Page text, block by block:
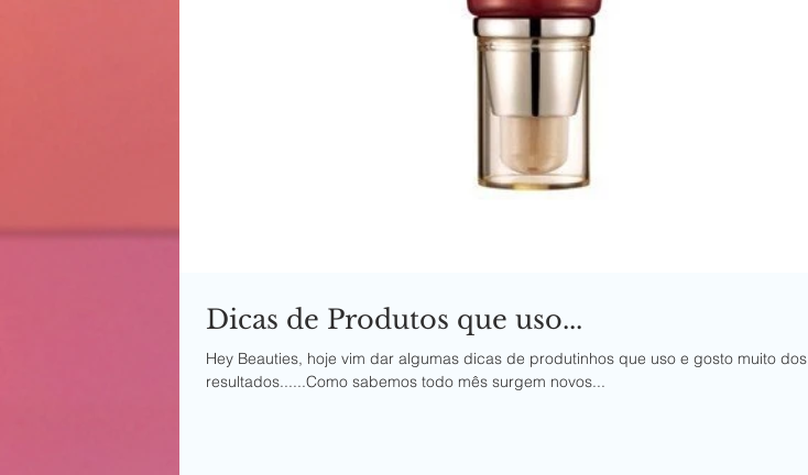
Dicas de Produtos que uso...
Hey Beauties, hoje vim dar algumas dicas de produtinhos que uso e gosto muito dos
resultados......Como sabemos todo mês surgem novos...